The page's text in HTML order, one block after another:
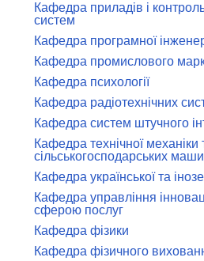
Кафедра приладів і
систем
Кафедра програмної
Кафедра промислового
Кафедра психології
Кафедра радіотехнічних
Кафедра систем штучного
Кафедра технічної механіки
сільськогосподарських
Кафедра української та
Кафедра управління
сферою послуг
Кафедра фізики
Кафедра фізичного